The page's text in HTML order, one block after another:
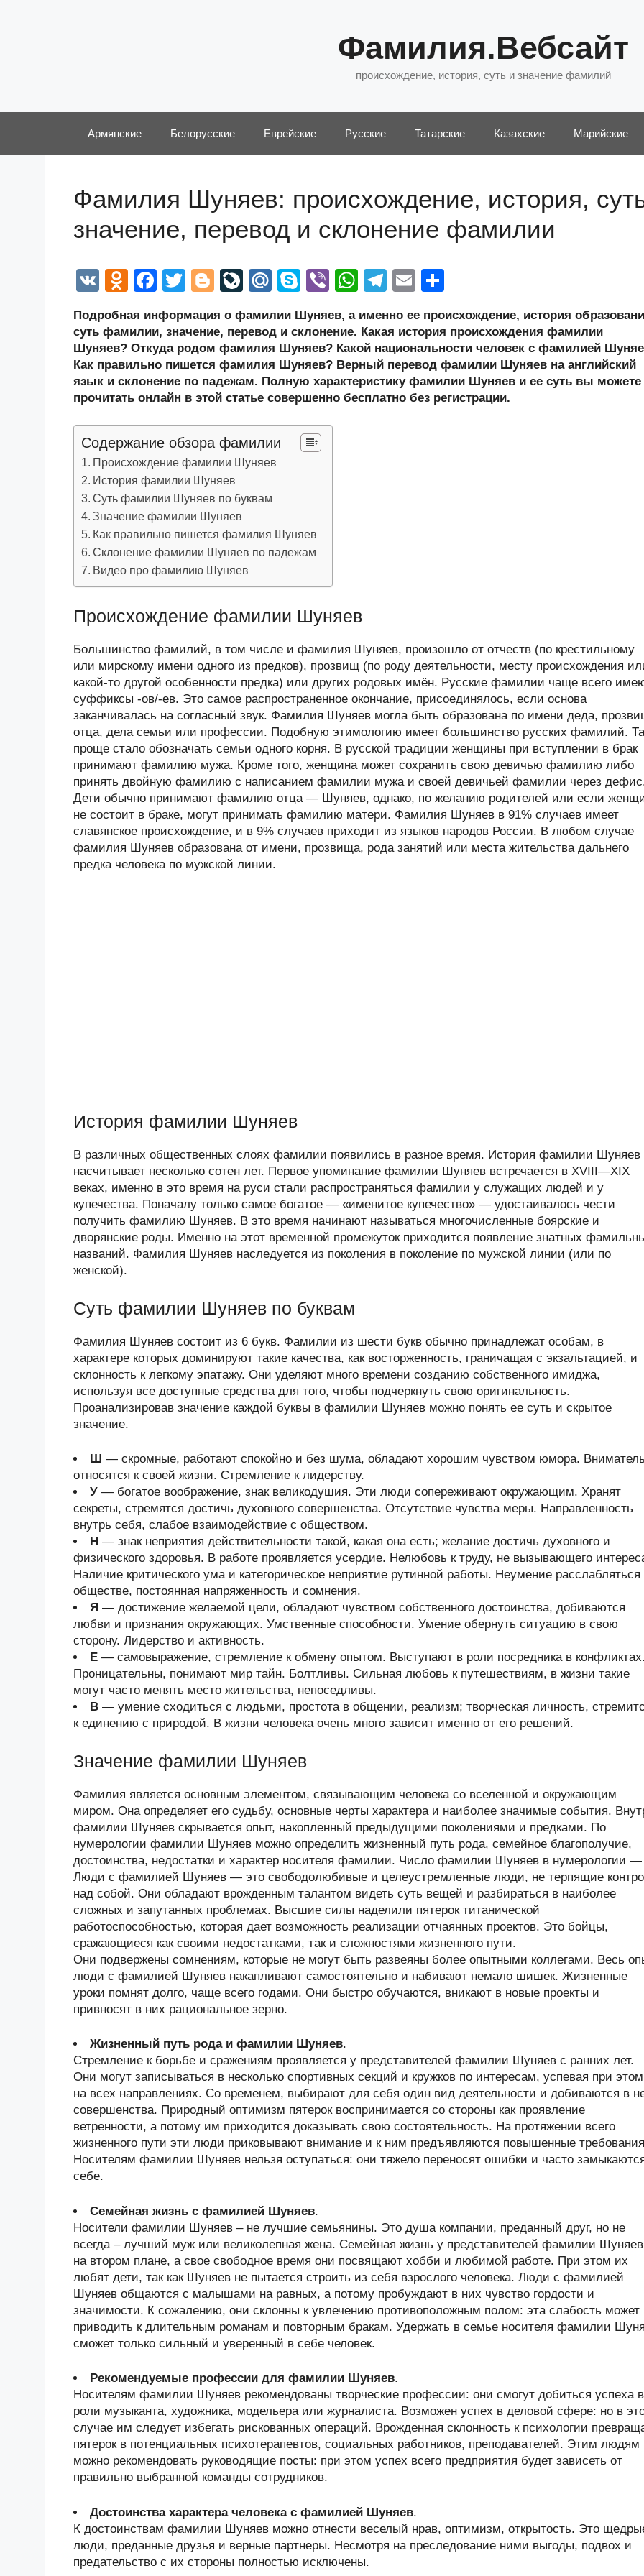
Фамилия.Вебсайт
происхождение, история, суть и значение фамилий
Армянские Белорусские Еврейские Русские Татарские Казахские Марийские
Фамилия Шуняев: происхождение, история,
значение, перевод и склонение фамилии
V
O
n
o
kl
a
ss
ni
ki
F
c
e
b
o
o
k
T
tt
er
Bl
g
g
er
Li
e
J
o
ur
n
al
M
.R
u
S
p
e
Vi
er
W
at
s
A
p
T
e
gr
a
m
E
ail р
а
в
и
Подробная информация о фамилии Шуняев, а именно ее происхождение, история
суть фамилии, значение, перевод и склонение. Какая история происхождения фамилии
Шуняев? Откуда родом фамилия Шуняев? Какой национальности человек с фамилией
Как правильно пишется фамилия Шуняев? Верный перевод фамилии Шуняев на английский
язык и склонение по падежам. Полную характеристику фамилии Шуняев и ее суть вы можете
прочитать онлайн в этой статье совершенно бесплатно без регистрации.
Содержание обзора фамилии
Происхождение фамилии Шуняев
История фамилии Шуняев
Суть фамилии Шуняев по буквам
Значение фамилии Шуняев
Как правильно пишется фамилия Шуняев
Склонение фамилии Шуняев по падежам
Видео про фамилию Шуняев
Происхождение фамилии Шуняев
Большинство фамилий, в том числе и фамилия Шуняев, произошло от отчеств (по крестильному
или мирскому имени одного из предков), прозвищ (по роду деятельности, месту происхождения
какой-то другой особенности предка) или других родовых имён. Русские фамилии чаще всего
суффиксы -ов/-ев. Это самое распространенное окончание, присоединялось, если основа
заканчивалась на согласный звук. Фамилия Шуняев могла быть образована по имени деда,
отца, дела семьи или профессии. Подобную этимологию имеет большинство русских фамилий.
проще стало обозначать семьи одного корня. В русской традиции женщины при вступлении в брак
принимают фамилию мужа. Кроме того, женщина может сохранить свою девичью фамилию либо
принять двойную фамилию с написанием фамилии мужа и своей девичьей фамилии через
Дети обычно принимают фамилию отца — Шуняев, однако, по желанию родителей или если
не состоит в браке, могут принимать фамилию матери. Фамилия Шуняев в 91% случаев имеет
славянское происхождение, и в 9% случаев приходит из языков народов России. В любом случае
фамилия Шуняев образована от имени, прозвища, рода занятий или места жительства дальнего
предка человека по мужской линии.
История фамилии Шуняев
В различных общественных слоях фамилии появились в разное время. История фамилии Шуняев
насчитывает несколько сотен лет. Первое упоминание фамилии Шуняев встречается в XVIII—XIX
веках, именно в это время на руси стали распространяться фамилии у служащих людей и у
купечества. Поначалу только самое богатое — «именитое купечество» — удостаивалось чести
получить фамилию Шуняев. В это время начинают называться многочисленные боярские и
дворянские роды. Именно на этот временной промежуток приходится появление знатных
названий. Фамилия Шуняев наследуется из поколения в поколение по мужской линии (или по
женской).
Суть фамилии Шуняев по буквам
Фамилия Шуняев состоит из 6 букв. Фамилии из шести букв обычно принадлежат особам, в
характере которых доминируют такие качества, как восторженность, граничащая с экзальтацией, и
склонность к легкому эпатажу. Они уделяют много времени созданию собственного имиджа,
используя все доступные средства для того, чтобы подчеркнуть свою оригинальность.
Проанализировав значение каждой буквы в фамилии Шуняев можно понять ее суть и скрытое
значение.
Ш — скромные, работают спокойно и без шума, обладают хорошим чувством юмора.
относятся к своей жизни. Стремление к лидерству.
У — богатое воображение, знак великодушия. Эти люди сопереживают окружающим. Хранят
секреты, стремятся достичь духовного совершенства. Отсутствие чувства меры. Направленность
внутрь себя, слабое взаимодействие с обществом.
Н — знак неприятия действительности такой, какая она есть; желание достичь духовного и
физического здоровья. В работе проявляется усердие. Нелюбовь к труду, не вызывающего
Наличие критического ума и категорическое неприятие рутинной работы. Неумение расслабляться
обществе, постоянная напряженность и сомнения.
Я — достижение желаемой цели, обладают чувством собственного достоинства, добиваются
любви и признания окружающих. Умственные способности. Умение обернуть ситуацию в свою
сторону. Лидерство и активность.
Е — самовыражение, стремление к обмену опытом. Выступают в роли посредника в
Проницательны, понимают мир тайн. Болтливы. Сильная любовь к путешествиям, в жизни такие
могут часто менять место жительства, непоседливы.
В — умение сходиться с людьми, простота в общении, реализм; творческая личность,
к единению с природой. В жизни человека очень много зависит именно от его решений.
Значение фамилии Шуняев
Фамилия является основным элементом, связывающим человека со вселенной и окружающим
миром. Она определяет его судьбу, основные черты характера и наиболее значимые события.
фамилии Шуняев скрывается опыт, накопленный предыдущими поколениями и предками. По
нумерологии фамилии Шуняев можно определить жизненный путь рода, семейное благополучие,
достоинства, недостатки и характер носителя фамилии. Число фамилии Шуняев в нумерологии
Люди с фамилией Шуняев — это свободолюбивые и целеустремленные люди, не терпящие
над собой. Они обладают врожденным талантом видеть суть вещей и разбираться в наиболее
сложных и запутанных проблемах. Высшие силы наделили пятерок титанической
работоспособностью, которая дает возможность реализации отчаянных проектов. Это бойцы,
сражающиеся как своими недостатками, так и сложностями жизненного пути.
Они подвержены сомнениям, которые не могут быть развеяны более опытными коллегами. Весь
люди с фамилией Шуняев накапливают самостоятельно и набивают немало шишек. Жизненные
уроки помнят долго, чаще всего годами. Они быстро обучаются, вникают в новые проекты и
привносят в них рациональное зерно.
Жизненный путь рода и фамилии Шуняев.
Стремление к борьбе и сражениям проявляется у представителей фамилии Шуняев с ранних лет.
Они могут записываться в несколько спортивных секций и кружков по интересам, успевая при этом
на всех направлениях. Со временем, выбирают для себя один вид деятельности и добиваются в
совершенства. Природный оптимизм пятерок воспринимается со стороны как проявление
ветренности, а потому им приходится доказывать свою состоятельность. На протяжении всего
жизненного пути эти люди приковывают внимание и к ним предъявляются повышенные
Носителям фамилии Шуняев нельзя оступаться: они тяжело переносят ошибки и часто
себе.
Семейная жизнь с фамилией Шуняев.
Носители фамилии Шуняев – не лучшие семьянины. Это душа компании, преданный друг, но не
всегда – лучший муж или великолепная жена. Семейная жизнь у представителей фамилии Шуняев
на втором плане, а свое свободное время они посвящают хобби и любимой работе. При этом их
любят дети, так как Шуняев не пытается строить из себя взрослого человека. Люди с фамилией
Шуняев общаются с малышами на равных, а потому пробуждают в них чувство гордости и
значимости. К сожалению, они склонны к увлечению противоположным полом: эта слабость может
приводить к длительным романам и повторным бракам. Удержать в семье носителя фамилии
сможет только сильный и уверенный в себе человек.
Рекомендуемые профессии для фамилии Шуняев.
Носителям фамилии Шуняев рекомендованы творческие профессии: они смогут добиться успеха в
роли музыканта, художника, модельера или журналиста. Возможен успех в деловой сфере: но в
случае им следует избегать рискованных операций. Врожденная склонность к психологии
пятерок в потенциальных психотерапевтов, социальных работников, преподавателей. Этим людям
можно рекомендовать руководящие посты: при этом успех всего предприятия будет зависеть от
правильно выбранной команды сотрудников.
Достоинства характера человека с фамилией Шуняев.
К достоинствам фамилии Шуняев можно отнести веселый нрав, оптимизм, открытость. Это
люди, преданные друзья и верные партнеры. Несмотря на преследование ними выгоды, подвох и
предательство с их стороны полностью исключены.